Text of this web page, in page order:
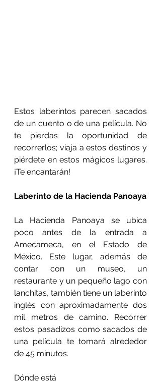
Estos laberintos parecen sacados
de un cuento o de una película. No
te pierdas la oportunidad de
recorrerlos; viaja a estos destinos y
piérdete en estos mágicos lugares.
¡Te encantarán!
Laberinto de la Hacienda Panoaya
La Hacienda Panoaya se ubica
poco antes de la entrada a
Amecameca, en el Estado de
México. Este lugar, además de
contar con un museo, un
restaurante y un pequeño lago con
lanchitas, también tiene un laberinto
inglés con aproximadamente dos
mil metros de camino. Recorrer
estos pasadizos como sacados de
una película te tomará alrededor
de 45 minutos.
Dónde está